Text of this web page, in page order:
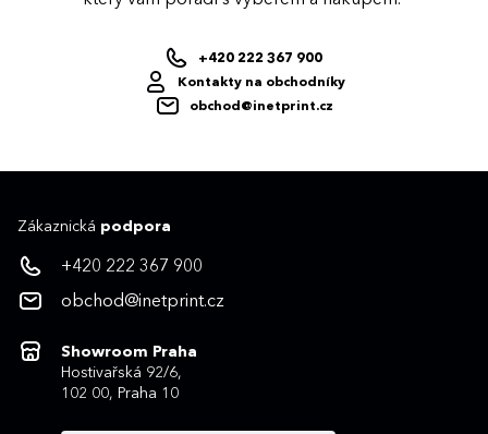
+420 222 367 900
Kontakty na obchodníky
obchod@inetprint.cz
Zákaznická podpora
+420 222 367 900
obchod@inetprint.cz
Showroom Praha
Hostivařská 92/6,
102 00, Praha 10